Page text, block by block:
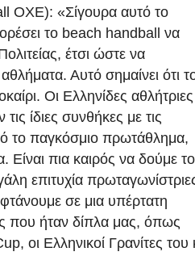
ΟΧΕ): «Σίγουρα αυτό το
το beach handball να
έτσι ώστε να
Αυτό σημαίνει ότι
Οι Ελληνίδες αθλήτριες
ίδιες συνθήκες με τις
το παγκόσμιο πρωτάθλημα,
πια καιρός να δούμε το
επιτυχία
σε μια υπέρτατη
που ήταν δίπλα μας, όπως
οι Ελληνικοί Γρανίτες του